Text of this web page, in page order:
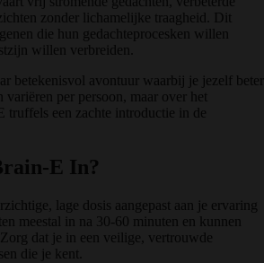
zonder lichamelijke traagheid. Dit
die hun gedachteprocesken willen
willen verbreiden.
betekenisvol avontuur waarbij je jezelf beter
variëren per persoon, maar over het
truffels een zachte introductie in de
E In?
lage dosis aangepast aan je ervaring
meestal in na 30-60 minuten en kunnen
dat je in een veilige, vertrouwde
die je kent.